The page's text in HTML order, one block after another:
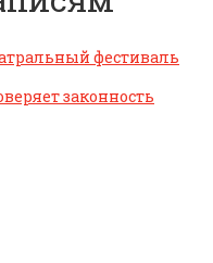
фестиваль
законность